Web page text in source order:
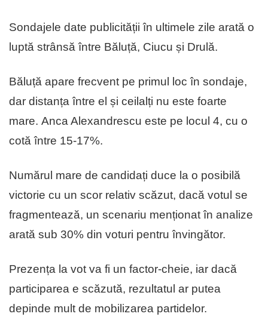
Sondajele date publicității în ultimele zile arată o
luptă strânsă între Băluță, Ciucu și Drulă.
Băluță apare frecvent pe primul loc în sondaje,
dar distanța între el și ceilalți nu este foarte
mare. Anca Alexandrescu este pe locul 4, cu o
cotă între 15-17%.
Numărul mare de candidați duce la o posibilă
victorie cu un scor relativ scăzut, dacă votul se
fragmentează, un scenariu menționat în analize
arată sub 30% din voturi pentru învingător.
Prezența la vot va fi un factor-cheie, iar dacă
participarea e scăzută, rezultatul ar putea
depinde mult de mobilizarea partidelor.